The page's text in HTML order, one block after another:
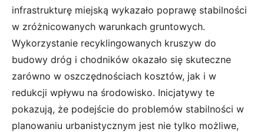
infrastrukturę miejską wykazało poprawę stabilności
w zróżnicowanych warunkach gruntowych.
Wykorzystanie recyklingowanych kruszyw do
budowy dróg i chodników okazało się skuteczne
zarówno w oszczędnościach kosztów, jak i w
redukcji wpływu na środowisko. Inicjatywy te
pokazują, że podejście do problemów stabilności w
planowaniu urbanistycznym jest nie tylko możliwe,